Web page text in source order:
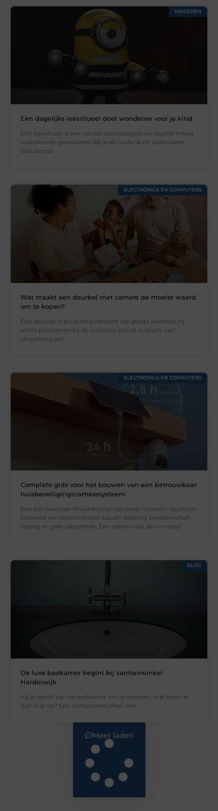
KINDEREN
Een dagelijks leesritueel doet wonderen voor je kind
Een leesritueel is een van de eenvoudigste en tegelijk meest
waardevolle gewoontes die je als ouder kunt opbouwen.
Elke avond
ELECTRONICA EN COMPUTERS
Wat maakt een deurbel met camera de moeite waard
om te kopen?
Een deurbel met camera verdient zijn plaats wanneer hij
echte problemen bij de voordeur oplost in plaats van
simpelweg een
ELECTRONICA EN COMPUTERS
Complete gids voor het bouwen van een betrouwbaar
huisbeveiligingscamerasysteem
Een betrouwbaar thuisbeveiligingscamer systeem opzetten
betekent een balans vinden tussen dekking, beeldkwaliteit,
opslag en gebruiksgemak. Een camera die de voordeur
BLOG
De luxe badkamer begint bij sanitairwinkel
Harderwijk
Als je denkt aan de badkamer van je dromen, wat komt er
dan in je op? Een ontspannen sfeer, een
Meer laden